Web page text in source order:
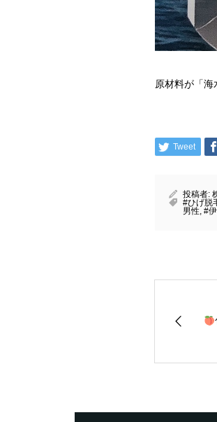
原材料が「
Tweet
投稿者:
#ひげ脱
男性, #